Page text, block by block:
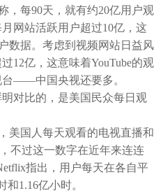
每90天，就有约20亿用户观
网站活跃用户超过10亿，这
数据。考虑到视频网站日益风
12亿，这意味着YouTube的观
——中国央视还要多。
对比的，是美国民众每日观
国人每天观看的电视直播和
不过这一数字在近年来连连
指出，用户每天在各自平
1.16亿小时。